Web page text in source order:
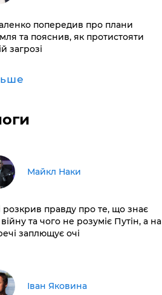
попередив про плани
та пояснив, як протистояти
загрозі
Майкл Наки
розкрив правду про те, що знає
та чого не розуміє Путін, а на
заплющує очі
Іван Яковина